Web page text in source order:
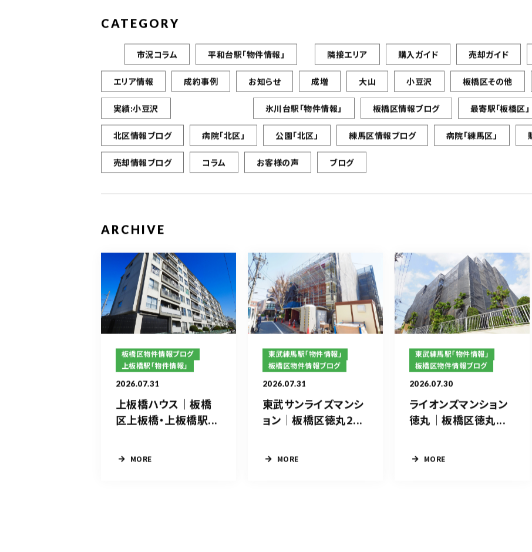
CATEGORY
市況コラム 平和台駅「物件情報」 隣接エリア 購入ガイド 売却ガイド
エリア情報 成約事例 お知らせ 成増 大山 小豆沢 板橋区その他
実績:小豆沢 氷川台駅「物件情報」 板橋区情報ブログ 最寄駅「板橋区」
北区情報ブログ 病院「北区」 公園「北区」 練馬区情報ブログ 病院「練馬区」
売却情報ブログ コラム お客様の声 ブログ
ARCHIVE
板橋区物件情報ブログ
上板橋駅「物件情報」
2026.07.31
上板橋ハウス｜板橋
区上板橋・上板橋駅...
MORE
東武練馬駅「物件情報」
板橋区物件情報ブログ
2026.07.31
東武サンライズマンシ
ョン｜板橋区徳丸2...
MORE
東武練馬駅「物件情報」
板橋区物件情報ブログ
2026.07.30
ライオンズマンション
徳丸｜板橋区徳丸...
MORE